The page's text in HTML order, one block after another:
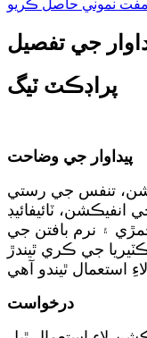
مفت نموني حاصل ڪريو
جي تفصيل
پراڊڪٽ ٽيگ
پيداوار جي وضاحت
تنفس جي رستي
ٽائيفائيڊ
۽ نرم بافتن جي
جي ڪري ٿيندڙ
درخواست